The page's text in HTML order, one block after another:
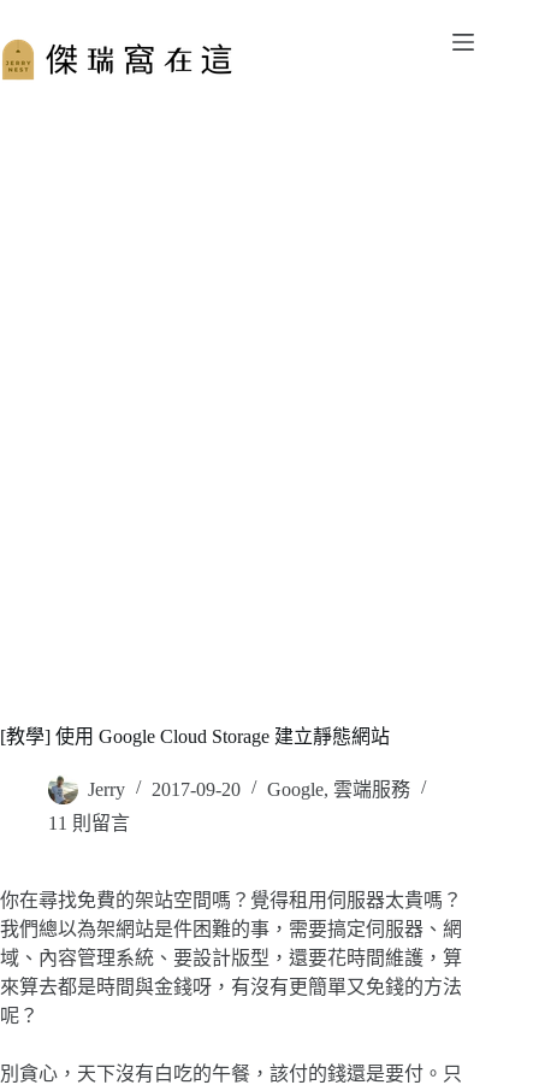
至
主
[教學] 使用 Google Cloud Storage 建立靜態網站
Jerry 2017-09-20 Google, 雲端服務
11 則留言
你在尋找免費的架站空間嗎？覺得租用伺服器太貴嗎？
我們總以為架網站是件困難的事，需要搞定伺服器、網
域、內容管理系統、要設計版型，還要花時間維護，算
來算去都是時間與金錢呀，有沒有更簡單又免錢的方法
呢？
別貪心，天下沒有白吃的午餐，該付的錢還是要付。只